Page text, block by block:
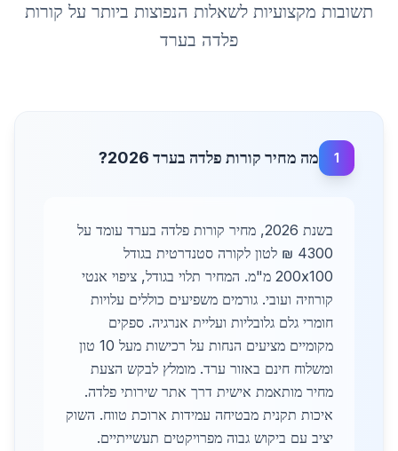
תשובות מקצועיות לשאלות הנפוצות ביותר על קורות
פלדה בערד
1 מה מחיר קורות פלדה בערד 2026?
בשנת 2026, מחיר קורות פלדה בערד עומד על
4300 ₪ לטון לקורה סטנדרטית בגודל
200x100 מ"מ. המחיר תלוי בגודל, ציפוי אנטי
קורוזיה ועובי. גורמים משפיעים כוללים עלויות
חומרי גלם גלובליות ועליית אנרגיה. ספקים
מקומיים מציעים הנחות על רכישות מעל 10 טון
ומשלוח חינם באזור ערד. מומלץ לבקש הצעת
מחיר מותאמת אישית דרך אתר שירותי פלדה.
איכות תקנית מבטיחה עמידות ארוכת טווח. השוק
יציב עם ביקוש גבוה מפרויקטים תעשייתיים.